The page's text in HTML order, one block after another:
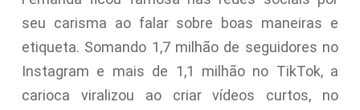
seu carisma ao falar sobre boas maneiras e
etiqueta. Somando 1,7 milhão de seguidores no
Instagram e mais de 1,1 milhão no TikTok, a
carioca viralizou ao criar vídeos curtos, no